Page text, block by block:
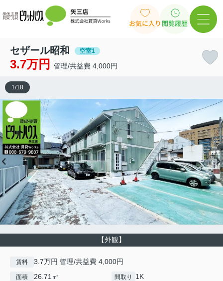
お気に入り 閲覧履歴
セザール昭和 空室1
3.7万円 管理/共益費 4,000円
【外観】
1/18
賃料 3.7万円 管理/共益費 4,000円
面積 26.71㎡ 間取り 1K